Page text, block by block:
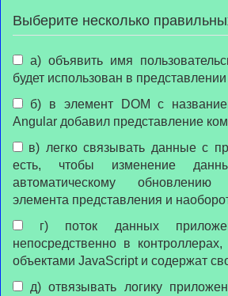
Выберите несколько
будет использован в
Angular добавил представление
есть, чтобы изменение
автоматическому обновлению
элемента представления и
непосредственно в
объектами JavaScript и содержат